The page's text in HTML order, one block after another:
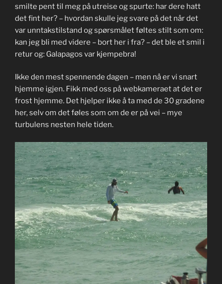
smilte pent til meg på utreise og spurte: har dere hatt
det fint her? – hvordan skulle jeg svare på det når det
var unntakstilstand og spørsmålet føltes stilt som om:
kan jeg bli med videre – bort her i fra? – det ble et smil i
retur og: Galapagos var kjempebra!
Ikke den mest spennende dagen – men nå er vi snart
hjemme igjen. Fikk med oss på webkameraet at det er
frost hjemme. Det hjelper ikke å ta med de 30 gradene
her, selv om det føles som om de er på vei – mye
turbulens nesten hele tiden.